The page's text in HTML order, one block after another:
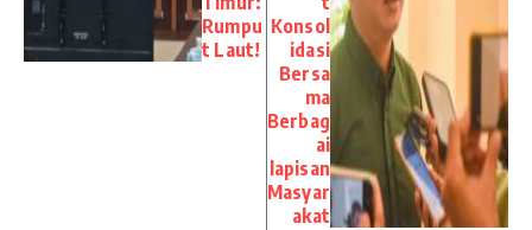
Rumpu
t Laut!
Konsol
idasi
Bersa
ma
Berbag
ai
lapisan
Masyar
akat